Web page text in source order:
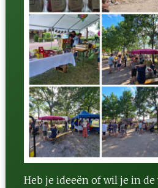
Heb je ideeën of wil je in